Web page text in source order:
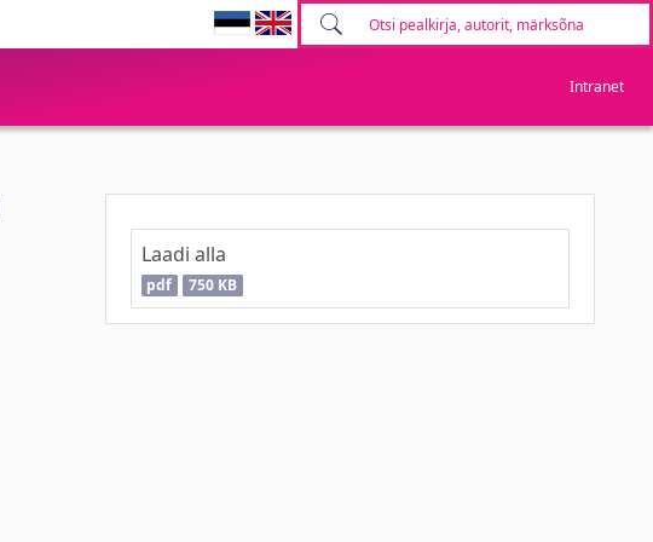
Intranet
Laadi alla
pdf 750 KB